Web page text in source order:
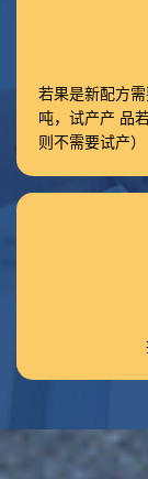
若果是新配方
吨，试产产 品
则不需要试产）